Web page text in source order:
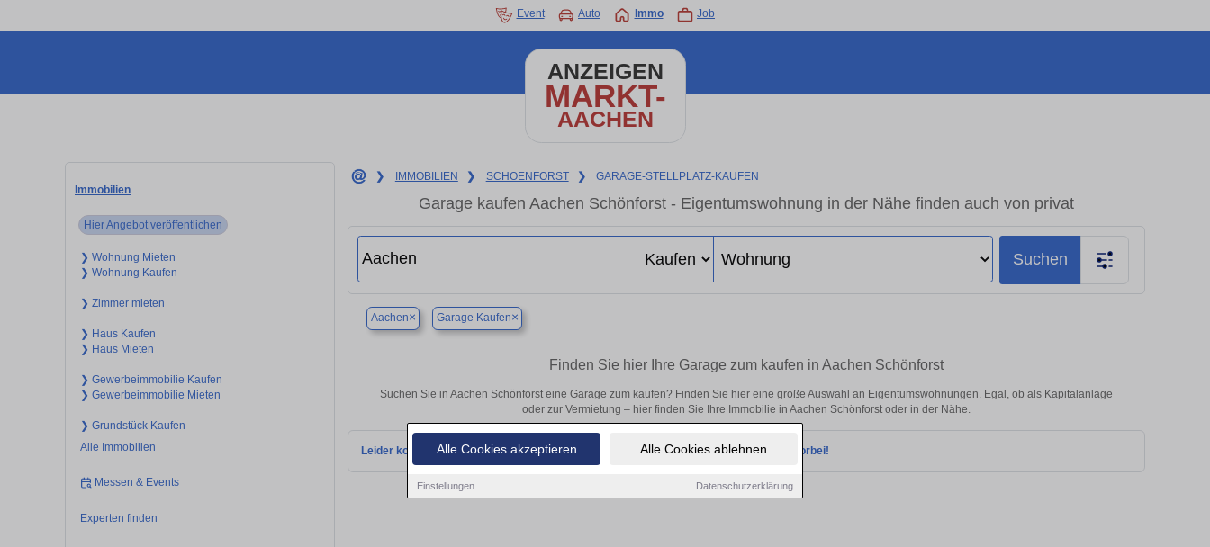
Alle Cookies akzeptieren Alle Cookies ablehnen
Einstellungen Datenschutzerklärung
Event Auto Immo Job
ANZEIGEN
MARKT-
AACHEN
Immobilien
Hier Angebot veröffentlichen
❯ Wohnung Mieten
❯ Wohnung Kaufen
❯ Zimmer mieten
❯ Haus Kaufen
❯ Haus Mieten
❯ Gewerbeimmobilie Kaufen
❯ Gewerbeimmobilie Mieten
❯ Grundstück Kaufen
Alle Immobilien
Messen & Events
Experten finden
❯ IMMOBILIEN ❯ SCHOENFORST ❯ GARAGE-STELLPLATZ-KAUFEN
Garage kaufen Aachen Schönforst - Eigentumswohnung in der Nähe finden auch von privat
Suchen
Aachen× Garage Kaufen×
Finden Sie hier Ihre Garage zum kaufen in Aachen Schönforst
Suchen Sie in Aachen Schönforst eine Garage zum kaufen? Finden Sie hier eine große Auswahl an Eigentumswohnungen. Egal, ob als Kapitalanlage
oder zur Vermietung – hier finden Sie Ihre Immobilie in Aachen Schönforst oder in der Nähe.
Leider konnten wir derzeit keine passenden Objekte finden. Schauen Sie bald wieder vorbei!